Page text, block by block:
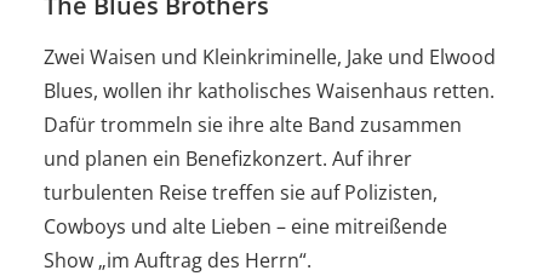
Zwei Waisen und Kleinkriminelle, Jake und Elwood
Blues, wollen ihr katholisches Waisenhaus retten.
Dafür trommeln sie ihre alte Band zusammen
und planen ein Benefizkonzert. Auf ihrer
turbulenten Reise treffen sie auf Polizisten,
Cowboys und alte Lieben – eine mitreißende
Show „im Auftrag des Herrn“.